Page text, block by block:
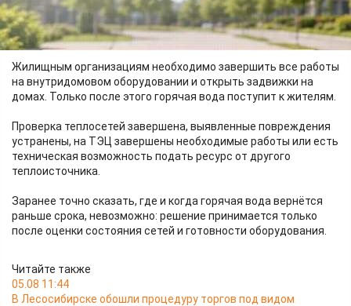
1в, 1Г, 1е, 1ж, 1з, 1и, 2а, 2Б, 3, 3/5, 3а, 3А/3, 3Б, 3в, 3Г, 3г к2, 3г к3,
3г к4, 3г к5, 3г к6, 3д, 3е, 3ж, 3з, 3о, 3п, 3м, 3н, 5, 7, 9, 9а, 9Б, 9Г,
11, 11а, 11Б, 15.
Жилищным организациям необходимо завершить все работы
на внутридомовом оборудовании и открыть задвижки на
домах. Только после этого горячая вода поступит к жителям.
Проверка теплосетей завершена, выявленные повреждения
устранены, на ТЭЦ завершены необходимые работы или есть
техническая возможность подать ресурс от другого
теплоисточника.
Заранее точно сказать, где и когда горячая вода вернётся
раньше срока, невозможно: решение принимается только
после оценки состояния сетей и готовности оборудования.
Читайте также
05.08 11:44
В Лесосибирске обошли процедуру торгов под видом